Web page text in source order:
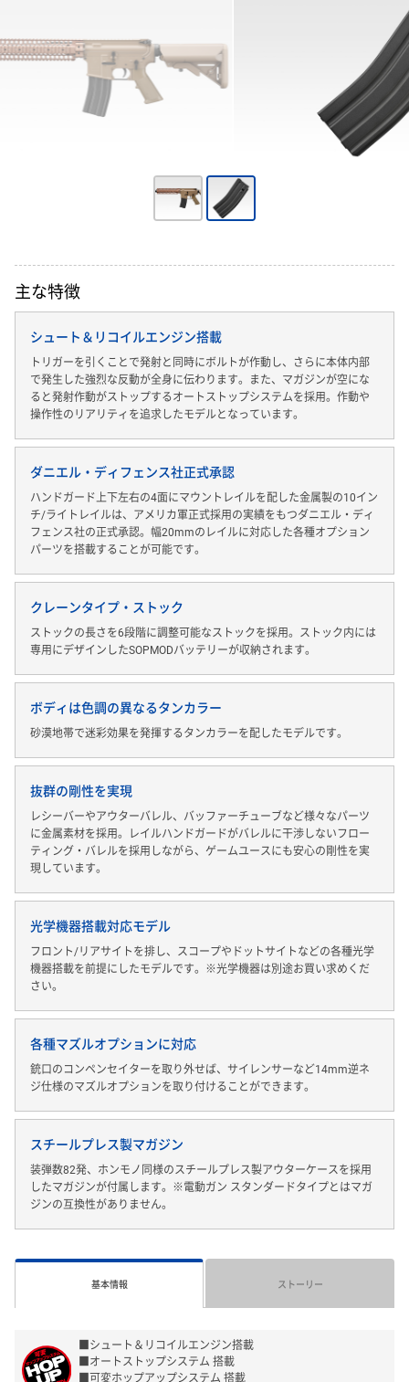
主な特徴
シュート＆リコイルエンジン搭載
トリガーを引くことで発射と同時にボルトが作動し、さらに本体内部
で発生した強烈な反動が全身に伝わります。また、マガジンが空にな
ると発射作動がストップするオートストップシステムを採用。作動や
操作性のリアリティを追求したモデルとなっています。
ダニエル・ディフェンス社正式承認
ハンドガード上下左右の4面にマウントレイルを配した金属製の10イン
チ/ライトレイルは、アメリカ軍正式採用の実績をもつダニエル・ディ
フェンス社の正式承認。幅20mmのレイルに対応した各種オプション
パーツを搭載することが可能です。
クレーンタイプ・ストック
ストックの長さを6段階に調整可能なストックを採用。ストック内には
専用にデザインしたSOPMODバッテリーが収納されます。
ボディは色調の異なるタンカラー
砂漠地帯で迷彩効果を発揮するタンカラーを配したモデルです。
抜群の剛性を実現
レシーバーやアウターバレル、バッファーチューブなど様々なパーツ
に金属素材を採用。レイルハンドガードがバレルに干渉しないフロー
ティング・バレルを採用しながら、ゲームユースにも安心の剛性を実
現しています。
光学機器搭載対応モデル
フロント/リアサイトを排し、スコープやドットサイトなどの各種光学
機器搭載を前提にしたモデルです。※光学機器は別途お買い求めくだ
さい。
各種マズルオプションに対応
銃口のコンペンセイターを取り外せば、サイレンサーなど14mm逆ネ
ジ仕様のマズルオプションを取り付けることができます。
スチールプレス製マガジン
装弾数82発、ホンモノ同様のスチールプレス製アウターケースを採用
したマガジンが付属します。※電動ガン スタンダードタイプとはマガ
ジンの互換性がありません。
基本情報
■シュート＆リコイルエンジン搭載
■オートストップシステム 搭載
■可変ホップアップシステム 搭載
ストーリー